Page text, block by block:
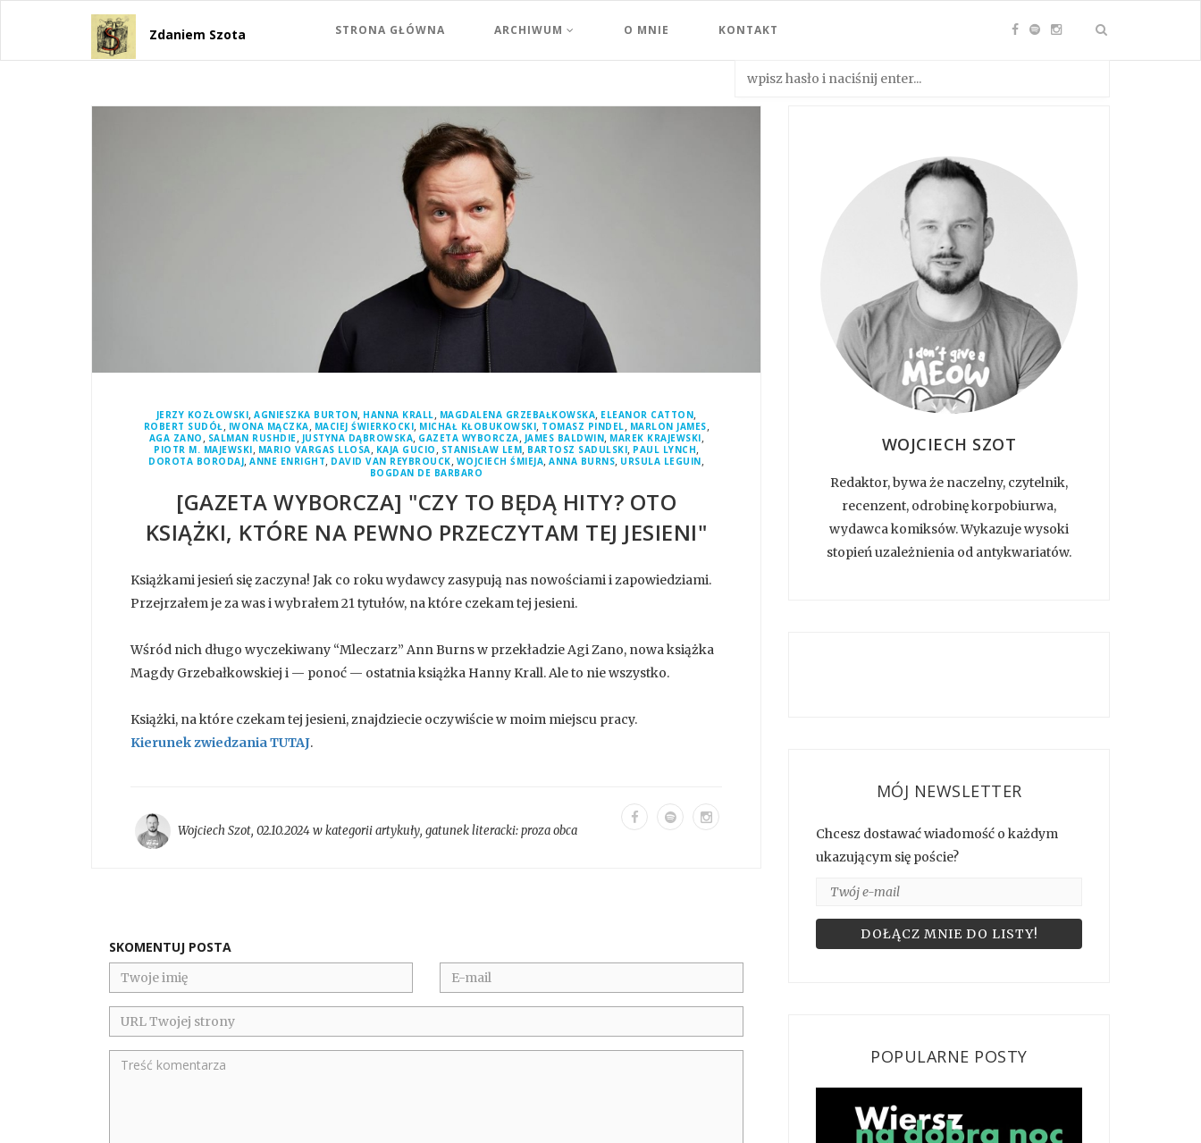
Zdaniem Szota STRONA GŁÓWNA ARCHIWUM O MNIE KONTAKT
JERZY KOZŁOWSKI,AGNIESZKA BURTON, HANNA KRALL, MAGDALENA GRZEBAŁKOWSKA, ELEANOR CATTON,
ROBERT SUDÓŁ, IWONA MĄCZKA, MACIEJ ŚWIERKOCKI, MICHAŁ KŁOBUKOWSKI, TOMASZ PINDEL, MARLON JAMES,
AGA ZANO , SALMAN RUSHDIE, JUSTYNA DĄBROWSKA, GAZETA WYBORCZA, JAMES BALDWIN, MAREK KRAJEWSKI,
PIOTR M. MAJEWSKI, MARIO VARGAS LLOSA, KAJA GUCIO , STANISŁAW LEM, BARTOSZ SADULSKI, PAUL LYNCH,
DOROTA BORODAJ,ANNE ENRIGHT, DAVID VAN REYBROUCK, WOJCIECH ŚMIEJA,ANNA BURNS, URSULA LEGUIN,
BOGDAN DE BARBARO
[GAZETA WYBORCZA] "CZY TO BĘDĄ HITY? OTO
KSIĄŻKI, KTÓRE NA PEWNO PRZECZYTAM TEJ JESIENI"
Książkami jesień się zaczyna! Jak co roku wydawcy zasypują nas nowościami i zapowiedziami.
Przejrzałem je za was i wybrałem 21 tytułów, na które czekam tej jesieni.
Wśród nich długo wyczekiwany “Mleczarz” Ann Burns w przekładzie Agi Zano, nowa książka
Magdy Grzebałkowskiej i — ponoć — ostatnia książka Hanny Krall. Ale to nie wszystko.
Książki, na które czekam tej jesieni, znajdziecie oczywiście w moim miejscu pracy.
Kierunek zwiedzania TUTAJ.
Wojciech Szot, 02.10.2024 w kategoriiartykuły, gatunek literacki:proza obca
SKOMENTUJ POSTA
WOJCIECH SZOT
Redaktor, bywa że naczelny, czytelnik,
recenzent, odrobinę korpobiurwa,
wydawca komiksów. Wykazuje wysoki
stopień uzależnienia od antykwariatów.
MÓJ NEWSLETTER
Chcesz dostawać wiadomość o każdym
ukazującym się poście?
POPULARNE POSTY